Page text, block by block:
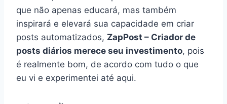
que não apenas educará, mas também
inspirará e elevará sua capacidade em criar
posts automatizados, ZapPost – Criador de
posts diários merece seu investimento, pois
é realmente bom, de acordo com tudo o que
eu vi e experimentei até aqui.